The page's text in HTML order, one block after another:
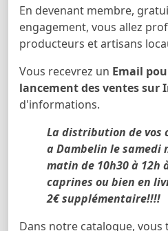
En devenant membre,
engagement, vous allez
producteurs et artisans
Vous recevrez un Email
lancement des ventes sur
d'informations.
La distribution de vos
a Dambelin le samedi
matin de 10h30 à 12h
caprines ou bien en
2€ supplémentaire!!!!
Dans notre catalogue,